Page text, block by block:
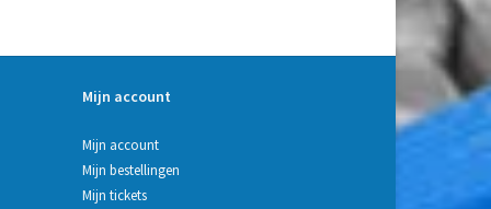
Mijn account
Mijn account
Mijn bestellingen
Mijn tickets